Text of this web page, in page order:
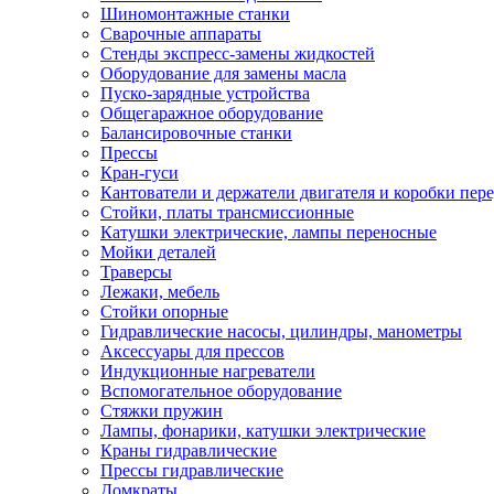
Шиномонтажные станки
Сварочные аппараты
Стенды экспресс-замены жидкостей
Оборудование для замены масла
Пуско-зарядные устройства
Общегаражное оборудование
Балансировочные станки
Прессы
Кран-гуси
Кантователи и держатели двигателя и коробки
Стойки, платы трансмиссионные
Катушки электрические, лампы переносные
Мойки деталей
Траверсы
Лежаки, мебель
Стойки опорные
Гидравлические насосы, цилиндры, манометры
Аксессуары для прессов
Индукционные нагреватели
Вспомогательное оборудование
Стяжки пружин
Лампы, фонарики, катушки электрические
Краны гидравлические
Прессы гидравлические
Домкраты